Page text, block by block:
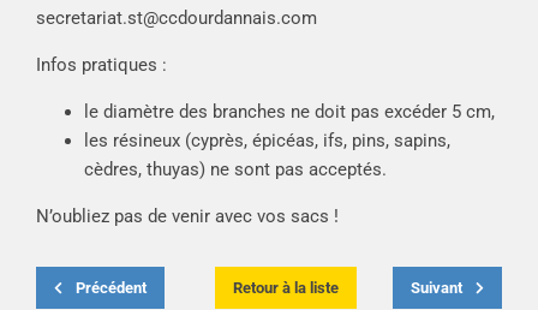
secretariat.st@ccdourdannais.com
Infos pratiques :
le diamètre des branches ne doit pas excéder 5 cm,
les résineux (cyprès, épicéas, ifs, pins, sapins,
cèdres, thuyas) ne sont pas acceptés.
N’oubliez pas de venir avec vos sacs !
Précédent Retour à la liste Suivant